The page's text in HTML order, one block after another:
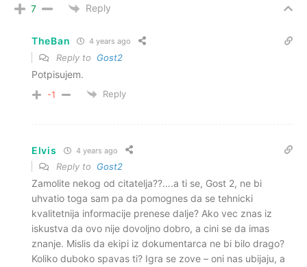
7 Reply
TheBan 4 years ago
Reply to Gost2
Potpisujem.
-1 Reply
Elvis 4 years ago
Reply to Gost2
Zamolite nekog od citatelja??….a ti se, Gost 2, ne bi
uhvatio toga sam pa da pomognes da se tehnicki
kvalitetnija informacije prenese dalje? Ako vec znas iz
iskustva da ovo nije dovoljno dobro, a cini se da imas
znanje. Mislis da ekipi iz dokumentarca ne bi bilo drago?
Koliko duboko spavas ti? Igra se zove – oni nas ubijaju, a